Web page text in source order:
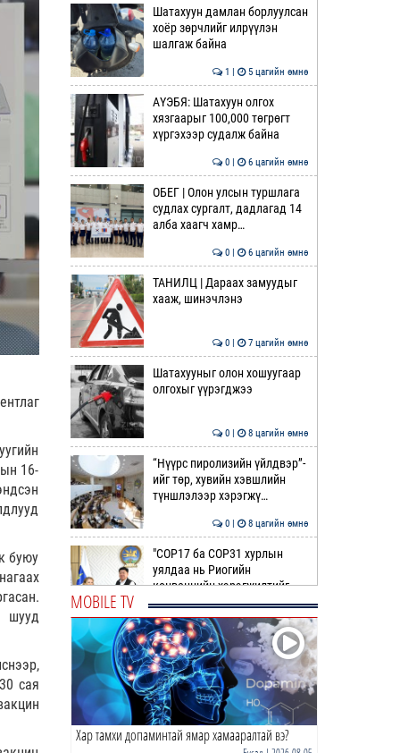
16-
буюу
шууд
сая
Шатахуун дамлан борлуулсан
хоёр зөрчлийг илрүүлэн
шалгаж байна
1 | 5 цагийн өмнө
АҮЭБЯ: Шатахуун олгох
хязгаарыг 100,000 төгрөгт
хүргэхээр судалж байна
0 | 6 цагийн өмнө
ОБЕГ | Олон улсын туршлага
судлах сургалт, дадлагад 14
алба хаагч хамр…
0 | 6 цагийн өмнө
ТАНИЛЦ | Дараах замуудыг
хааж, шинэчлэнэ
0 | 7 цагийн өмнө
Шатахууныг олон хошуугаар
олгохыг үүрэгджээ
0 | 8 цагийн өмнө
“Нүүрс пиролизийн үйлдвэр”-
ийг төр, хувийн хэвшлийн
түншлэлээр хэрэгжү…
0 | 8 цагийн өмнө
"COP17 ба COP31 хурлын
уялдаа нь Риогийн
конвенцийн хэрэгжилтийг
ахиул…
Монгол төрийн парадокс нь
шатахуун
0 | 9 цагийн өмнө
Б.Пүрэвдагва: Найман
MOBILE TV
Хар тамхи допаминтай ямар хамааралтай вэ?